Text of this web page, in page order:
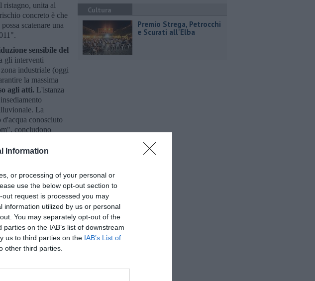
Information
or processing of your personal or
use the below opt-out section to
request is processed you may
information utilized by us or personal
You may separately opt-out of the
on the IAB’s list of downstream
us to third parties on the IAB’s List of
other third parties.
ristagno, unita al
concreto è che
scatenare una
sensibile del
gli interventi
industriale (oggi
la massima
agli atti. L'istanza
La
conosciuto
concludono
ELBA.Arriva
ToscanaMedia.
Cultura
Premio Strega, Petrocchi
e Scurati all'Elba